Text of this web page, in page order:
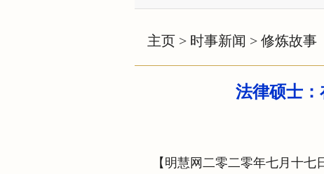
主页 > 时事新闻 > 修炼故事
法律硕士
【明慧网二零二零年七月十